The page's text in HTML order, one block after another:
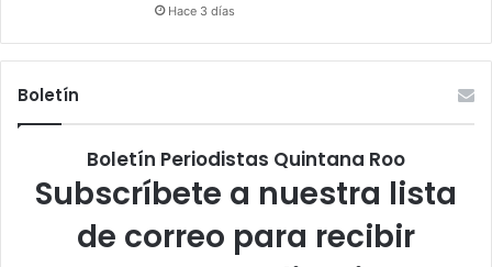
Hace 3 días
Boletín
Boletín Periodistas Quintana Roo
Subscríbete a nuestra lista
de correo para recibir